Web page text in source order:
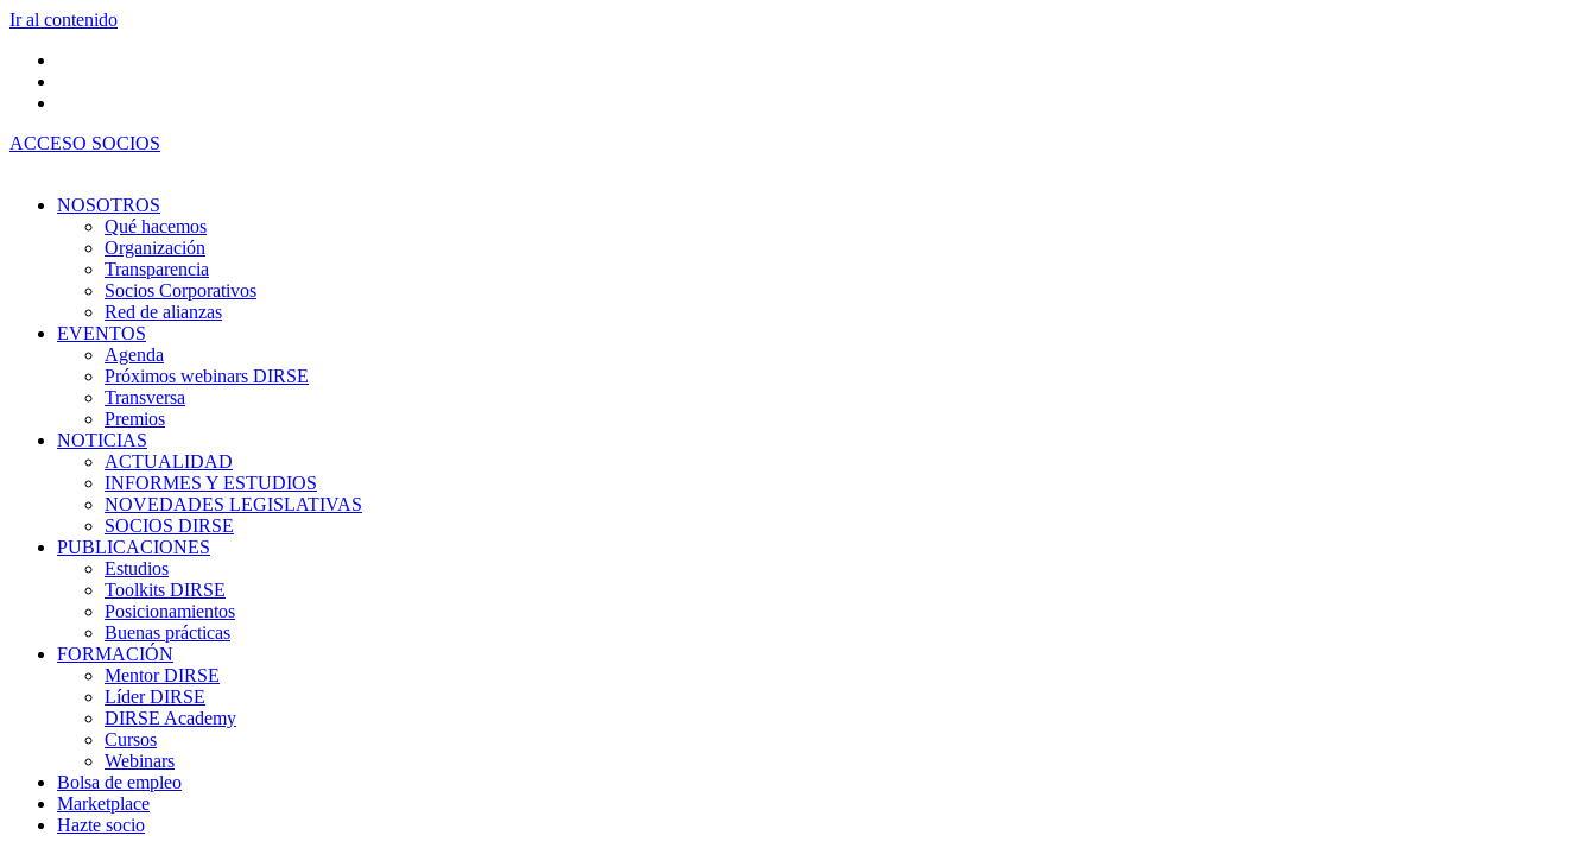
Ir al contenido
ACCESO SOCIOS
NOSOTROS
Qué hacemos
Organización
Transparencia
Socios Corporativos
Red de alianzas
EVENTOS
Agenda
Próximos webinars DIRSE
Transversa
Premios
NOTICIAS
ACTUALIDAD
INFORMES Y ESTUDIOS
NOVEDADES LEGISLATIVAS
SOCIOS DIRSE
PUBLICACIONES
Estudios
Toolkits DIRSE
Posicionamientos
Buenas prácticas
FORMACIÓN
Mentor DIRSE
Líder DIRSE
DIRSE Academy
Cursos
Webinars
Bolsa de empleo
Marketplace
Hazte socio